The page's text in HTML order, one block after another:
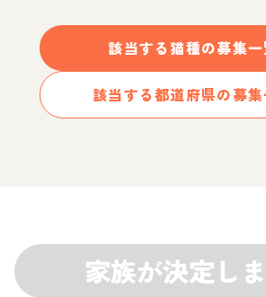
該当する 猫種の募集
該当する都道府県の募
家族が決定し